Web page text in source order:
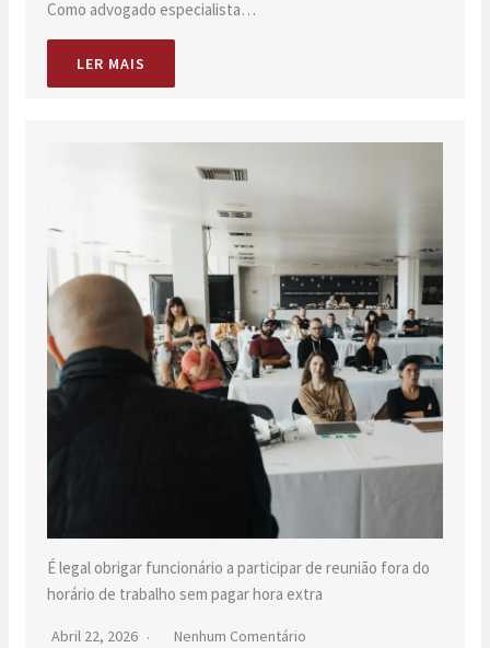
Como advogado especialista…
LER MAIS
É legal obrigar funcionário a participar de reunião fora do
horário de trabalho sem pagar hora extra
Abril 22, 2026 Nenhum Comentário